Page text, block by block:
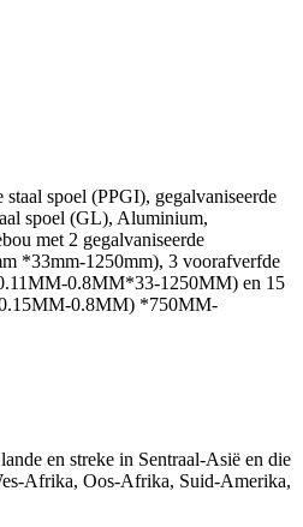
spoel (PPGI), gegalvaniseerde
spoel (GL), Aluminium,
met 2 gegalvaniseerde
*33mm-1250mm), 3 voorafverfde
0.8MM*33-1250MM) en 15
0.8MM) *750MM-
en streke in Sentraal-Asië en die
Afrika, Oos-Afrika, Suid-Amerika,